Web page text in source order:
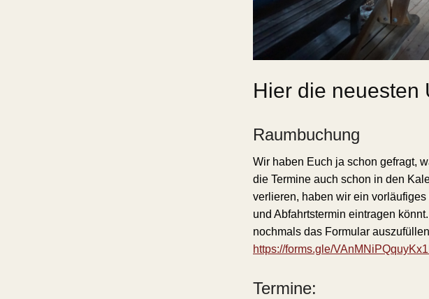
Hier die neuesten
Raumbuchung
Wir haben Euch ja schon gefragt,
die Termine auch schon in den
verlieren, haben wir ein
und Abfahrtstermin eintragen
nochmals das Formular
https://forms.gle/
Termine: